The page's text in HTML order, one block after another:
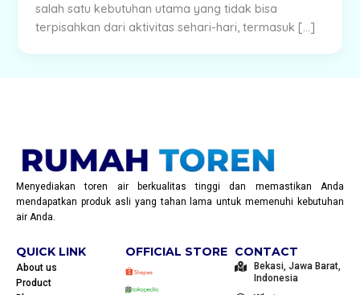
salah satu kebutuhan utama yang tidak bisa
terpisahkan dari aktivitas sehari-hari, termasuk […]
Menyediakan toren air berkualitas tinggi dan memastikan Anda
mendapatkan produk asli yang tahan lama untuk memenuhi kebutuhan
air Anda.
QUICK LINK
About us
Product
OFFICIAL STORE CONTACT
Bekasi, Jawa Barat,
Indonesia